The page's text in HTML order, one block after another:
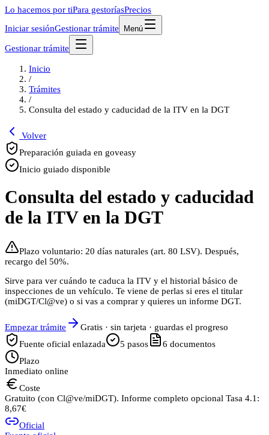
Lo hacemos por tiPara gestoríasPrecios
Iniciar sesiónGestionar trámite Menú
Gestionar trámite
Inicio
/
Trámites
/
Consulta del estado y caducidad de la ITV en la DGT
Volver
Preparación guiada en goveasy
Inicio guiado disponible
Consulta del estado y caducidad
de la ITV en la DGT
Plazo voluntario: 20 días naturales (art. 80 LSV). Después,
recargo del 50%.
Sirve para ver cuándo te caduca la ITV y el historial básico de
inspecciones de un vehículo. Te viene de perlas si eres el titular
(miDGT/Cl@ve) o si vas a comprar y quieres un informe DGT.
Empezar trámite
Gratis · sin tarjeta · guardas el progreso
Fuente oficial enlazada
5 pasos 6 documentos
Plazo
Inmediato online
Coste
Gratuito (con Cl@ve/miDGT). Informe completo opcional Tasa 4.1:
8,67€
Oficial